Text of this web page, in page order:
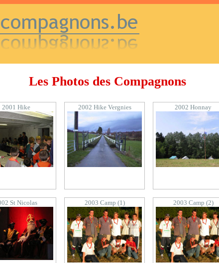
Les Photos des Compagnons
2001 Hike 2002 Hike Vergnies 2002 Honnay
St Nicolas 2003 Camp (1) 2003 Camp (2)